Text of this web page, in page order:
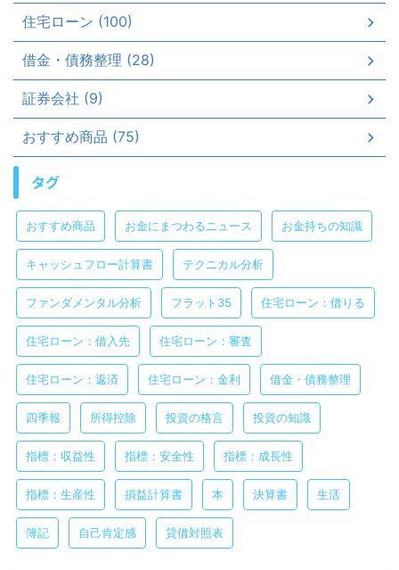
住宅ローン (100)
借金・債務整理 (28)
証券会社 (9)
おすすめ商品 (75)
タグ
おすすめ商品 お金にまつわるニュース お金持ちの知識
キャッシュフロー計算書 テクニカル分析
ファンダメンタル分析 フラット35 住宅ローン：借りる
住宅ローン：借入先 住宅ローン：審査
住宅ローン：返済 住宅ローン：金利 借金・債務整理
四季報 所得控除 投資の格言 投資の知識
指標：収益性 指標：安全性 指標：成長性
指標：生産性 損益計算書 本 決算書 生活
簿記 自己肯定感 貸借対照表